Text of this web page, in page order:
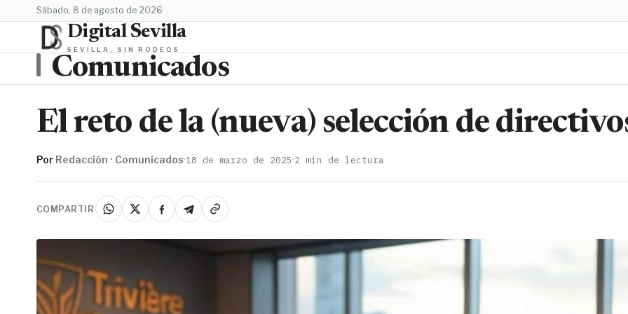
sábado, 8 de agosto de 2026
Digital Sevilla
SEVILLA, SIN RODEOS
Comunicados
El reto de la (nueva) selección de
Por Redacción · Comunicados·18 de marzo de 2025·2 min de lectura
COMPARTIR